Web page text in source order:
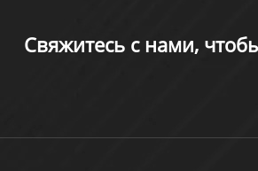
Свяжитесь с нами,